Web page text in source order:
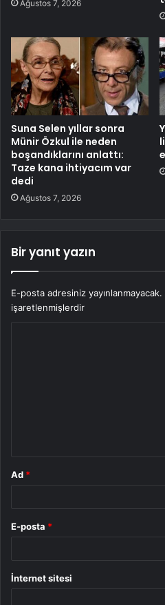
Ağustos 7, 2026
Suna Selen yıllar sonra
Münir Özkul ile neden
boşandıklarını anlattı:
Taze kana ihtiyacım var
dedi
Ağustos 7, 2026
Bir yanıt yazın
E-posta adresiniz yayınlanmayacak.
işaretlenmişlerdir
Ad *
E-posta *
İnternet sitesi